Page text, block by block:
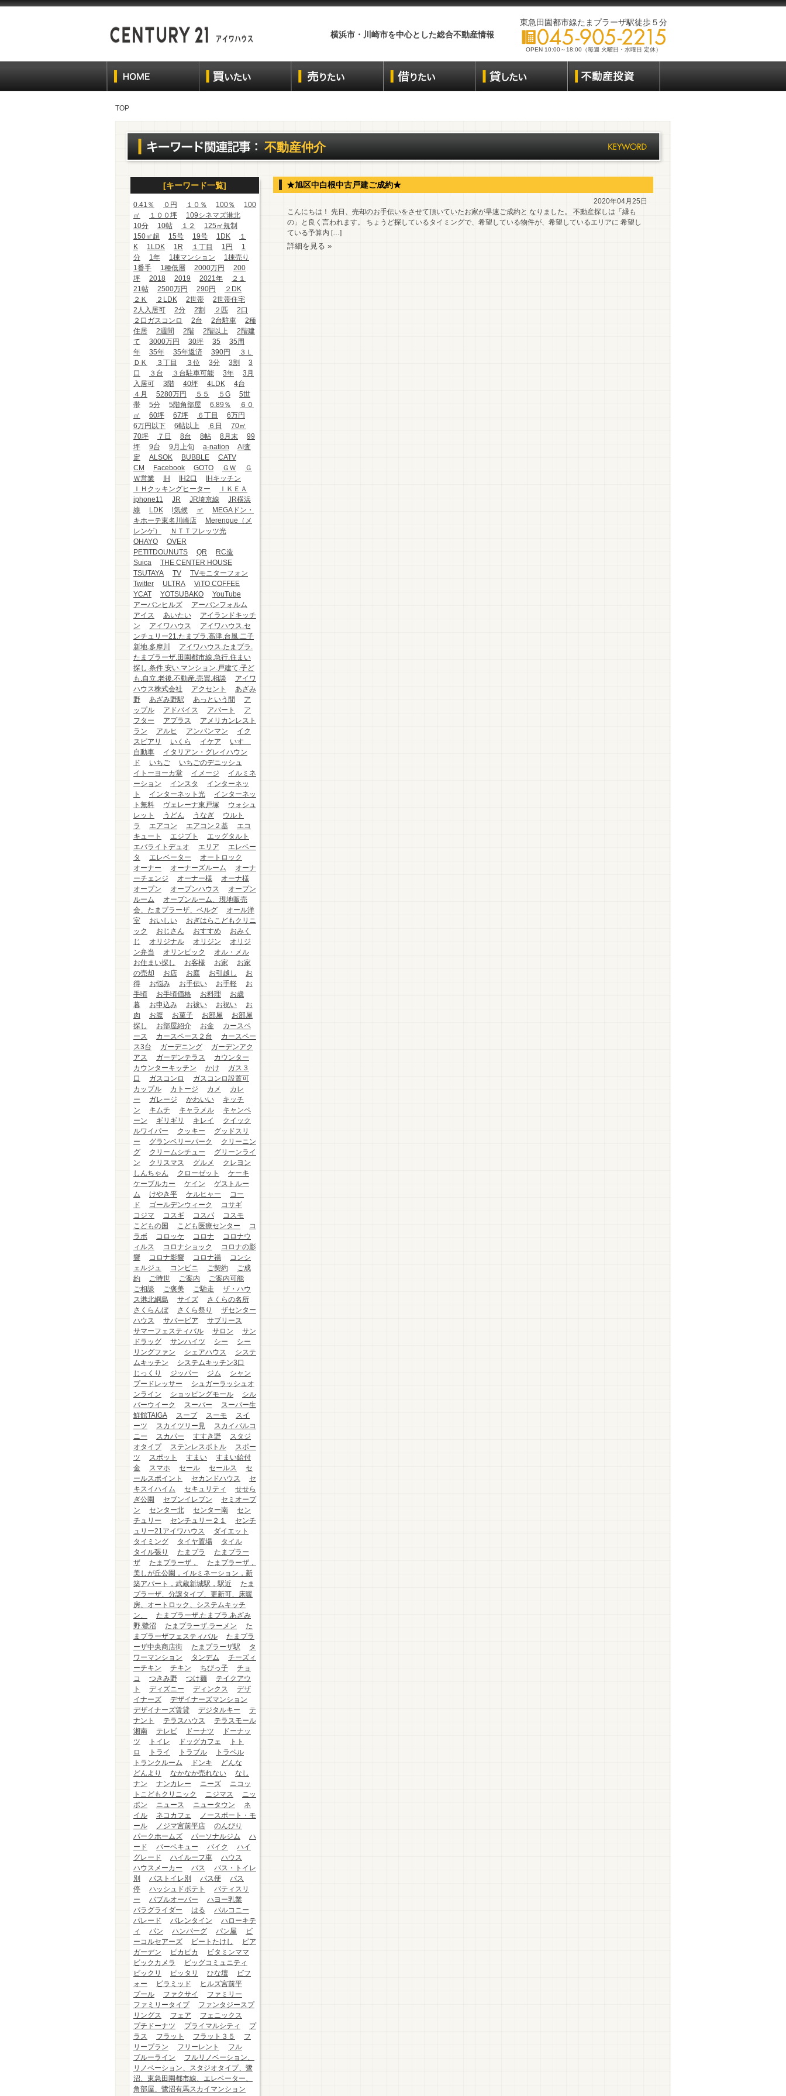
横浜市・川崎市を中心とした総合不動産情報
東急田園都市線たまプラーザ駅徒歩５分
OPEN 10:00～18:00（毎週 火曜日・水曜日 定休）
TOP
不動産仲介
[キーワード一覧]
0.41％ ０円 １０％ 100％
100
㎡
１００坪
109シネマズ港北
10分
10帖 １２
125㎡規制
150㎡超
15号 19号 1DK
１
K
1LDK 1R １丁目 1円
1
分
1年 1棟マンション
1棟売り
1番手
1種低層 2000万円
200
坪
2018 2019 2021年
２１
21帖
2500万円 290円
２DK
２Ｋ
２LDK 2世帯
2世帯住宅
2人入居可
2分 2割 ２匹
2口
２口ガスコンロ
2台 2台駐車
2種
住居
2週間 2階 2階以上
2階建
て
3000万円 30坪 35
35周
年
35年 35年返済 390円
３Ｌ
ＤＫ
３丁目 ３位 3分 3割
3
口
３台 ３台駐車可能 3年
3月
入居可
3階 40坪 4LDK
4台
４月
5280万円 ５５ ５G
5世
帯
5分 5階角部屋 6.89％
６０
㎡
60坪 67坪 ６丁目
6万円
6万円以下
6帖以上 ６日
70㎡
70坪
７日 8台 8帖 8月末
99
坪
9台 9月上旬 a-nation
AI査
定
ALSOK BUBBLE
CATV
CM
Facebook GOTO ＧＷ
Ｇ
Ｗ営業
IH IH2口
IHキッチン
ＩＨクッキングヒーター
ＩＫＥＡ
iphone11
JR JR埼京線
JR横浜
線
LDK l気候 ㎡
MEGAドン・
キホーテ東名川崎店
Merengue（メ
レンゲ）
ＮＴＴフレッツ光
OHAYO
OVER
PETITDOUNUTS
QR
RC造
Suica
THE CENTER HOUSE
TSUTAYA
TV
TVモニターフォン
Twitter
ULTRA
ViTO COFFEE
YCAT
YOTSUBAKO
YouTube
アーバンヒルズ
アーバンフォルム
アイス
あいたい
アイランドキッチ
ン
アイワハウス
アイワハウス.セ
ンチュリー21.たまプラ.高津.台風.二子
新地.多摩川
アイワハウス.たまプラ.
たまプラーザ.田園都市線.急行.住まい
探し.条件.安い.マンション.戸建て.子ど
も.自立.老後.不動産.売買.相談
アイワ
ハウス株式会社
アクセント
あざみ
野
あざみ野駅 あっという間
ア
ップル
アドバイス アパート
ア
フター
アプラス
アメリカンレスト
ラン
アルヒ アンパンマン
イク
スピアリ
いくら イケア
いすゞ
自動車
イタリアン・グレイハウン
ド
いちご
いちごのデニッシュ
イトーヨーカ堂
イメージ
イルミネ
ーション
インスタ
インターネッ
ト
インターネット光
インターネッ
ト無料
ヴェレーナ東戸塚
ウォシュ
レット
うどん うなぎ
ウルト
ラ
エアコン エアコン２基
エコ
キュート
エジプト
エッグタルト
エバライトデュオ
エリア
エレベー
タ
エレベーター
オートロック
オーナー
オーナーズルーム
オーナ
ーチェンジ
オーナー様
オーナ様
オープン
オープンハウス
オープン
ルーム
オープンルーム、現地販売
会、たまプラーザ、ベルグ
オール洋
室
おいしい
おぎはらこどもクリニ
ック
おじさん おすすめ
おみく
じ
オリジナル オリジン
オリジ
ン弁当
オリンピック
オル・メル
お住まい探し
お客様 お家
お家
の売却
お店 お庭 お引越し
お
得
お悩み お手伝い お手軽
お
手頃
お手頃価格 お料理
お歳
暮
お申込み お祓い お祝い
お
肉
お腹 お菓子 お部屋
お部屋
探し
お部屋紹介 お金
カースペ
ース
カースペース２台
カースペー
ス3台
ガーデニング
ガーデンアク
アス
ガーデンテラス
カウンター
カウンターキッチン
かけ
ガス３
口
ガスコンロ
ガスコンロ設置可
カップル
カトージ カメ
カレ
ー
ガレージ かわいい
キッチ
ン
キムチ キャラメル
キャンペ
ーン
ギリギリ キレイ
クイック
ルワイパー
クッキー
グッドスリ
ー
グランベリーパーク
クリーニン
グ
クリームシチュー
グリーンライ
ン
クリスマス グルメ
クレヨン
しんちゃん
クローゼット
ケーキ
ケーブルカー
ケイン
ゲストルー
ム
けやき平 ケルヒャー
コー
ド
ゴールデンウィーク
コサギ
コジマ
コスギ コスパ
コスモ
こどもの国
こども医療センター
コ
ラボ
コロッケ コロナ
コロナウ
ィルス
コロナショック
コロナの影
響
コロナ影響 コロナ禍
コンシ
ェルジュ
コンビニ ご契約
ご成
約
ご時世 ご案内
ご案内可能
ご相談
ご褒美 ご馳走
ザ・ハウ
ス港北綱島
サイズ
さくらの名所
さくらんぼ
さくら祭り
ザセンター
ハウス
サバービア
サブリース
サマーフェスティバル
サロン
サン
ドラッグ
サンハイツ シー
シー
リングファン
シェアハウス
システ
ムキッチン
システムキッチン3口
じっくり
ジッパー ジム
シャン
プードレッサー
シュガーラッシュオ
ンライン
ショッピングモール
シル
バーウイーク
スーパー
スーパー生
鮮館TAIGA
スープ スーモ
スイ
ーツ
スカイツリー見
スカイバルコ
ニー
スカパー すすき野
スタジ
オタイプ
ステンレスボトル
スポー
ツ
スポット すまい
すまい給付
金
スマホ セール セールス
セ
ールスポイント
セカンドハウス
セ
キスイハイム
セキュリティ
せせら
ぎ公園
セブンイレブン
セミオープ
ン
センター北 センター南
セン
チュリー
センチュリー２１
センチ
ュリー21アイワハウス
ダイエット
タイミング
タイヤ置場
タイル
タイル張り
たまプラ
たまプラー
ザ
たまプラーザ，
たまプラーザ，
美しが丘公園，イルミネーション，新
築アパート，武蔵新城駅，駅近
たま
プラーザ、分譲タイプ、更新可、床暖
房、オートロック、システムキッチ
ン、
たまプラーザ.たまプラ.あざみ
野.鷺沼
たまプラーザ.ラーメン
た
まプラーザフェスティバル
たまプラ
ーザ中央商店街
たまプラーザ駅
タ
ワーマンション
タンデム
チーズィ
ーチキン
チキン ちびっ子
チョ
コ
つきみ野 つけ麺
テイクアウ
ト
ディズニー ディンクス
デザ
イナーズ
デザイナーズマンション
デザイナーズ賃貸
デジタルキー
テ
ナント
テラスハウス
テラスモール
湘南
テレビ ドーナツ
ドーナッ
ツ
トイレ ドッグカフェ
トト
ロ
トライ トラブル
トラベル
トランクルーム
ドンキ
どんな
どんより
なかなか売れない
なし
ナン
ナンカレー ニーズ
ニコッ
トこどもクリニック
ニジマス
ニッ
ポン
ニュース ニュータウン
ネ
イル
ネコカフェ
ノースポート・モ
ール
ノジマ宮前平店
のんびり
パークホームズ
パーソナルジム
ハ
ード
バーベキュー バイク
ハイ
グレード
ハイルーフ車
ハウス
ハウスメーカー
バス
バス・トイレ
別
バストイレ別 バス便
バス
停
ハッシュドポテト
パティスリ
ー
バブルオーバー
ハヨー乳業
パラグライダー
はる
バルコニー
パレード
バレンタイン
ハローキテ
ィ
パン ハンバーグ パン屋
ビ
ーコルセアーズ
ビートたけし
ビア
ガーデン
ピカピカ
ビタミンママ
ビックカメラ
ビッグコミュニティ
ビックリ
ピッタリ ひな壇
ビフ
ォー
ピラミッド
ヒルズ宮前平
プール
ファクサイ
ファミリー
ファミリータイプ
ファンタジースプ
リングス
フェア
フェニックス
プチドーナツ
プライマルシティ
プ
ラス
フラット フラット３５
フ
リープラン
フリーレント
フル
ブルーライン
フルリノベーション、
リノベーション、スタジオタイプ、鷺
沼、東急田園都市線、エレベーター、
角部屋、鷺沼有馬スカイマンション
★旭区中白根中古戸建ご成約★
2020年04月25日
こんにちは！ 先日、売却のお手伝いをさせて頂いていたお家が早速ご成約と なりました。 不動産探しは「縁も
の」と良く言われます。 ちょうど探しているタイミングで、希望している物件が、希望しているエリアに 希望し
ている予算内 […]
詳細を見る »